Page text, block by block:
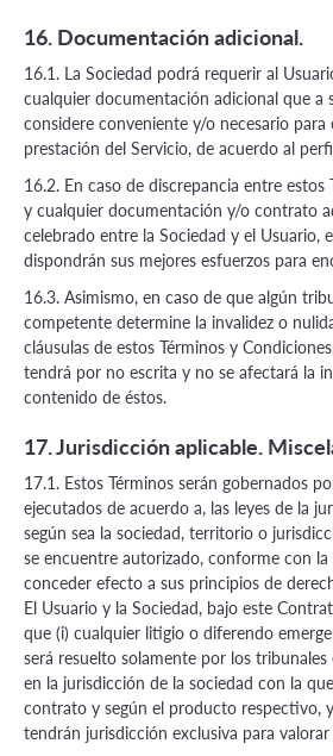
16. Documentación adicional.
16.1. La Sociedad podrá requerir al
cualquier documentación adicional que a
considere conveniente y/o necesario
prestación del Servicio, de acuerdo al
16.2. En caso de discrepancia entre estos
y cualquier documentación y/o contrato
celebrado entre la Sociedad y el Usuario,
dispondrán sus mejores esfuerzos para
16.3. Asimismo, en caso de que algún
competente determine la invalidez o
cláusulas de estos Términos y
tendrá por no escrita y no se afectará la
contenido de éstos.
17. Jurisdicción aplicable.
17.1. Estos Términos serán gobernados
ejecutados de acuerdo a, las leyes de la
según sea la sociedad, territorio o
se encuentre autorizado, conforme con la
conceder efecto a sus principios de
El Usuario y la Sociedad, bajo este
que (i) cualquier litigio o diferendo
será resuelto solamente por los
en la jurisdicción de la sociedad con la
contrato y según el producto respectivo,
tendrán jurisdicción exclusiva para